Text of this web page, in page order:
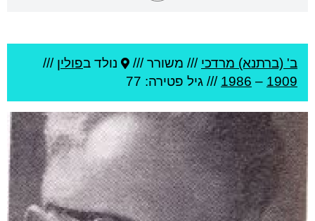
ב' (ברתנא) מרדכי /// משורר /// נולד בפולין ///
1909
–
1986 /// גיל פטירה: 77